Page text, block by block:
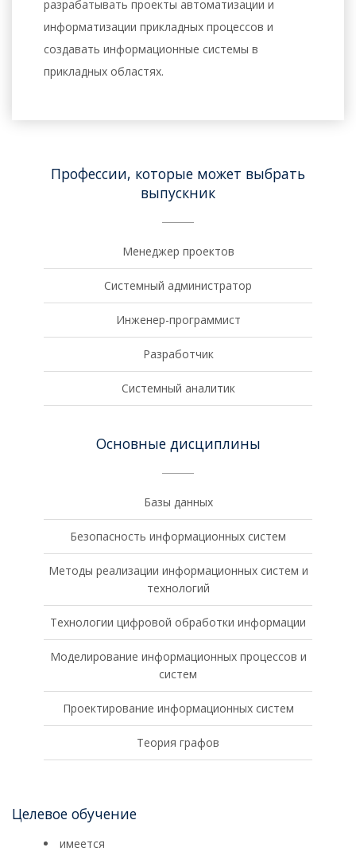
разрабатывать проекты автоматизации и
информатизации прикладных процессов и
создавать информационные системы в
прикладных областях.
Профессии, которые может выбрать
выпускник
Менеджер проектов
Системный администратор
Инженер-программист
Разработчик
Системный аналитик
Основные дисциплины
Базы данных
Безопасность информационных систем
Методы реализации информационных систем и
технологий
Технологии цифровой обработки информации
Моделирование информационных процессов и
систем
Проектирование информационных систем
Теория графов
Целевое обучение
имеется